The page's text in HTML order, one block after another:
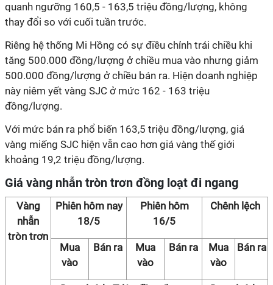
quanh ngưỡng 160,5 - 163,5 triệu đồng/lượng, không
thay đổi so với cuối tuần trước.
Riêng hệ thống Mi Hồng có sự điều chỉnh trái chiều khi
tăng 500.000 đồng/lượng ở chiều mua vào nhưng giảm
500.000 đồng/lượng ở chiều bán ra. Hiện doanh nghiệp
này niêm yết vàng SJC ở mức 162 - 163 triệu
đồng/lượng.
Với mức bán ra phổ biến 163,5 triệu đồng/lượng, giá
vàng miếng SJC hiện vẫn cao hơn giá vàng thế giới
khoảng 19,2 triệu đồng/lượng.
Giá vàng nhẫn tròn trơn đồng loạt đi ngang
Vàng
nhẫn
tròn trơn
Phiên hôm nay
18/5
Phiên hôm
16/5
Chênh lệch
Mua
vào
Bán ra
Mua
vào
Bán ra
Mua
vào
Bán ra